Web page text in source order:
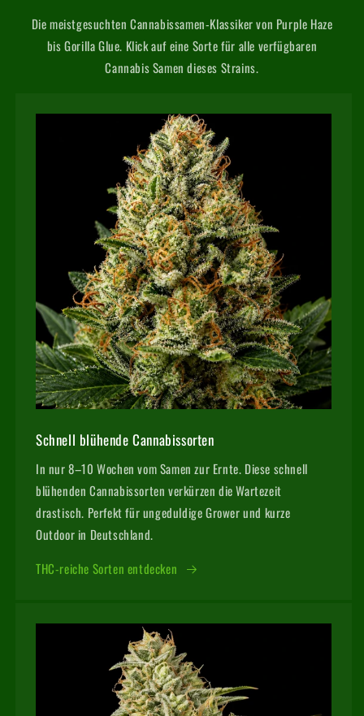
Die meistgesuchten Cannabissamen-Klassiker von Purple Haze
bis Gorilla Glue. Klick auf eine Sorte für alle verfügbaren
Cannabis Samen dieses Strains.
Schnell blühende Cannabissorten
In nur 8–10 Wochen vom Samen zur Ernte. Diese schnell
blühenden Cannabissorten verkürzen die Wartezeit
drastisch. Perfekt für ungeduldige Grower und kurze
Outdoor in Deutschland.
THC-reiche Sorten entdecken
Unsere Preisgarantie
Du hast das gleiche Produkt bei einem anderen Anbieter
günstiger gefunden? Informiere dich über den Ablauf, die